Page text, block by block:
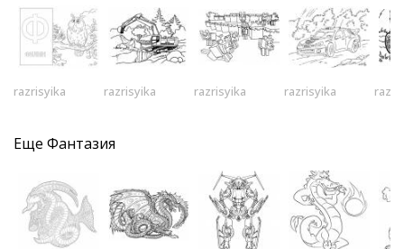
razrisyika razrisyika razrisyika razrisyika
Еще Фантазия